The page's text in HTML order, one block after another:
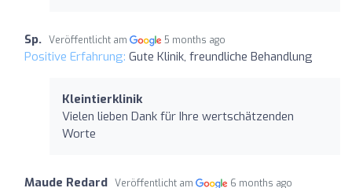
Sp. Veröffentlicht am 5 months ago
Positive Erfahrung: Gute Klinik, freundliche Behandlung
Kleintierklinik
Vielen lieben Dank für Ihre wertschätzenden
Worte
Maude Redard Veröffentlicht am 6 months ago